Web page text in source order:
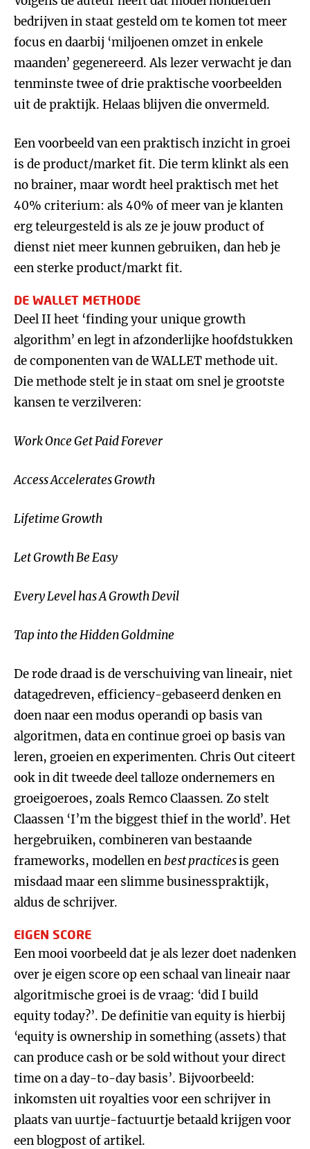
bedrijven in staat gesteld om te komen tot meer
focus en daarbij ‘miljoenen omzet in enkele
maanden’ gegenereerd. Als lezer verwacht je dan
tenminste twee of drie praktische voorbeelden
uit de praktijk. Helaas blijven die onvermeld.
Een voorbeeld van een praktisch inzicht in groei
is de product/market fit. Die term klinkt als een
no brainer, maar wordt heel praktisch met het
40% criterium: als 40% of meer van je klanten
erg teleurgesteld is als ze je jouw product of
dienst niet meer kunnen gebruiken, dan heb je
een sterke product/markt fit.
DE WALLET METHODE
Deel II heet ‘finding your unique growth
algorithm’ en legt in afzonderlijke hoofdstukken
de componenten van de WALLET methode uit.
Die methode stelt je in staat om snel je grootste
kansen te verzilveren:
Work Once Get Paid Forever
Access Accelerates Growth
Lifetime Growth
Let Growth Be Easy
Every Level has A Growth Devil
Tap into the Hidden Goldmine
De rode draad is de verschuiving van lineair, niet
datagedreven, efficiency-gebaseerd denken en
doen naar een modus operandi op basis van
algoritmen, data en continue groei op basis van
leren, groeien en experimenten. Chris Out citeert
ook in dit tweede deel talloze ondernemers en
groeigoeroes, zoals Remco Claassen. Zo stelt
Claassen ‘I’m the biggest thief in the world’. Het
hergebruiken, combineren van bestaande
frameworks, modellen enbest practicesis geen
misdaad maar een slimme businesspraktijk,
aldus de schrijver.
EIGEN SCORE
Een mooi voorbeeld dat je als lezer doet nadenken
over je eigen score op een schaal van lineair naar
algoritmische groei is de vraag: ‘did I build
equity today?’. De definitie van equity is hierbij
‘equity is ownership in something (assets) that
can produce cash or be sold without your direct
time on a day-to-day basis’. Bijvoorbeeld:
inkomsten uit royalties voor een schrijver in
plaats van uurtje-factuurtje betaald krijgen voor
een blogpost of artikel.